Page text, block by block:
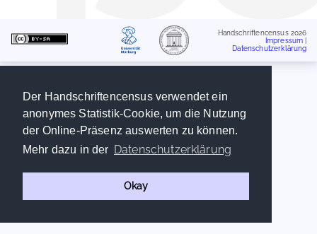
Der Handschriftencensus verwendet ein
anonymes Statistik-Cookie, um die Nutzung
der Online-Präsenz auswerten zu können.
Mehr dazu in der Datenschutzerklärung
Okay
Handschriftencensus 2026
Impressum
Datenschutzerklärung